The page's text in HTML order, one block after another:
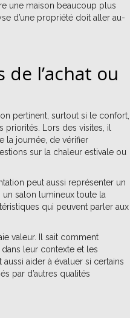
une maison beaucoup plus
d’une propriété doit aller au-
l’achat ou
pertinent, surtout si le confort,
priorités. Lors des visites, il
la journée, de vérifier
sur la chaleur estivale ou
peut aussi représenter un
salon lumineux toute la
qui peuvent parler aux
valeur. Il sait comment
leur contexte et les
aider à évaluer si certains
par d’autres qualités